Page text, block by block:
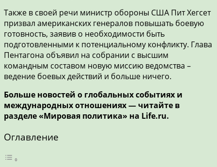
Также в своей речи министр обороны США Пит Хегсет
призвал американских генералов повышать боевую
готовность, заявив о необходимости быть
подготовленными к потенциальному конфликту. Глава
Пентагона объявил на собрании с высшим
командным составом новую миссию ведомства –
ведение боевых действий и больше ничего.
Больше новостей о глобальных событиях и
международных отношениях — читайте в
разделе «Мировая политика» на Life.ru.
Оглавление